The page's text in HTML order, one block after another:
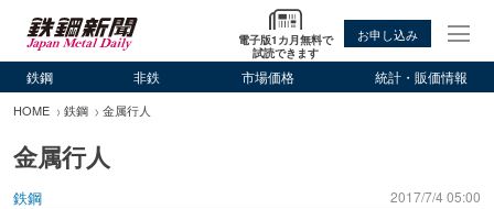
電子版1カ月無料で
試読できます
お申し込み
鉄鋼 非鉄 市場価格 統計・販価情報
HOME 鉄鋼 金属行人
金属行人
鉄鋼 2017/7/4 05:00